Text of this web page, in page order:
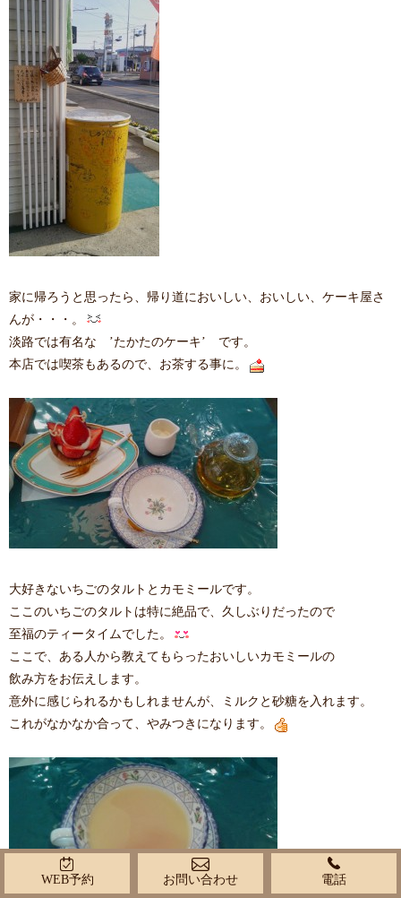
家に帰ろうと思ったら、帰り道においしい、おいしい、ケーキ屋さ
んが・・・。
淡路では有名な ’たかたのケーキ’ です。
本店では喫茶もあるので、お茶する事に。
大好きないちごのタルトとカモミールです。
ここのいちごのタルトは特に絶品で、久しぶりだったので
至福のティータイムでした。
ここで、ある人から教えてもらったおいしいカモミールの
飲み方をお伝えします。
意外に感じられるかもしれませんが、ミルクと砂糖を入れます。
これがなかなか合って、やみつきになります。
WEB予約 お問い合わせ 電話